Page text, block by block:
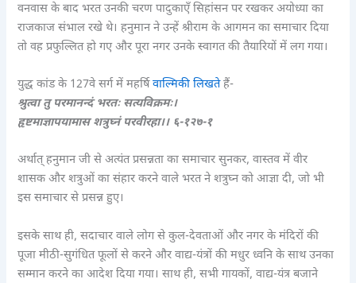
वनवास के बाद भरत उनकी चरण पादुकाएँ सिहांसन पर रखकर अयोध्या का
राजकाज संभाल रखे थे। हनुमान ने उन्हें श्रीराम के आगमन का समाचार दिया
तो वह प्रफुल्लित हो गए और पूरा नगर उनके स्वागत की तैयारियों में लग गया।
युद्ध कांड के 127वे सर्ग में महर्षिवाल्मिकी लिखतेहैं-
श्रुत्वा तु परमानन्दं भरतः सत्यविक्रमः।
हृष्टमाज्ञापयामास शत्रुघ्नं परवीरहा।। ६-१२७-१
अर्थात् हनुमान जी से अत्यंत प्रसन्नता का समाचार सुनकर, वास्तव में वीर
शासक और शत्रुओं का संहार करने वाले भरत ने शत्रुघ्न को आज्ञा दी, जो भी
इस समाचार से प्रसन्न हुए।
इसके साथ ही, सदाचार वाले लोग से कुल-देवताओं और नगर के मंदिरों की
पूजा मीठी-सुगंधित फूलों से करने और वाद्य-यंत्रों की मधुर ध्वनि के साथ उनका
सम्मान करने का आदेश दिया गया। साथ ही, सभी गायकों, वाद्य-यंत्र बजाने